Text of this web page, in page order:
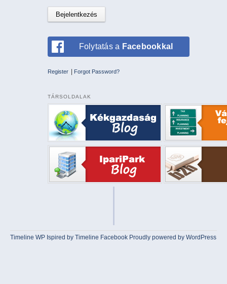
Folytatás a Facebookkal
Register Forgot Password?
TÁRSOLDALAK
Timeline WP Ispired byTimeline Facebook Proudly powered by WordPress